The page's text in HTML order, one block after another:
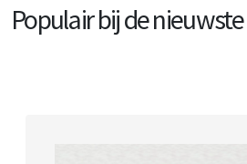
Populair bij de